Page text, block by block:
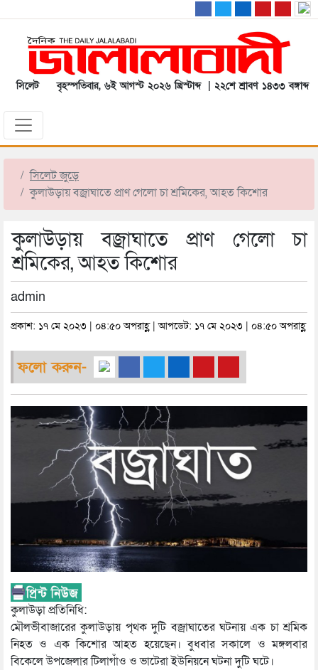
সিলেট বৃহস্পতিবার, ৬ই আগস্ট ২০২৬ খ্রিস্টাব্দ | ২২শে শ্রাবণ ১৪৩৩ বঙ্গাব্দ
সিলেট জুড়ে
কুলাউড়ায় বজ্রাঘাতে প্রাণ গেলো চা শ্রমিকের, আহত কিশোর
কুলাউড়ায় বজ্রাঘাতে প্রাণ গেলো চা
শ্রমিকের, আহত কিশোর
admin
প্রকাশ: ১৭ মে ২০২৩ | ০৪:৫০ অপরাহ্ণ | আপডেট: ১৭ মে ২০২৩ | ০৪:৫০ অপরাহ্ণ
ফলো করুন-
কুলাউড়া প্রতিনিধি:
মৌলভীবাজারের কুলাউড়ায় পৃথক দুটি বজ্রাঘাতের ঘটনায় এক চা শ্রমিক
নিহত ও এক কিশোর আহত হয়েছেন। বুধবার সকালে ও মঙ্গলবার
বিকেলে উপজেলার টিলাগাঁও ও ভাটেরা ইউনিয়নে ঘটনা দুটি ঘটে।